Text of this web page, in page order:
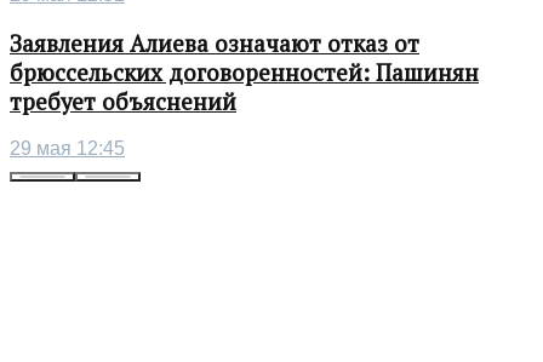
Заявления Алиева означают отказ от
брюссельских договоренностей: Пашинян
требует объяснений
29 мая 12:45